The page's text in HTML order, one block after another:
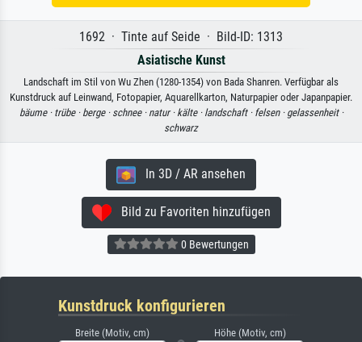
1692 · Tinte auf Seide · Bild-ID: 1313
Asiatische Kunst
Landschaft im Stil von Wu Zhen (1280-1354) von Bada Shanren. Verfügbar als
Kunstdruck auf Leinwand, Fotopapier, Aquarellkarton, Naturpapier oder Japanpapier.
bäume · trübe · berge · schnee · natur · kälte · landschaft · felsen · gelassenheit ·
schwarz
In 3D / AR ansehen
Bild zu Favoriten hinzufügen
0 Bewertungen
Kunstdruck konfigurieren
Breite (Motiv, cm) Höhe (Motiv, cm)